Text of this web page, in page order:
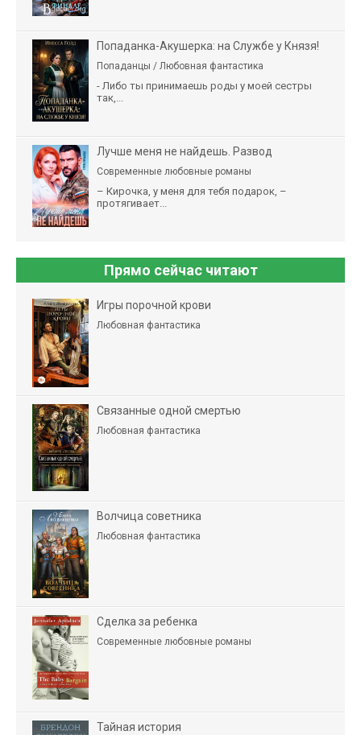
Попаданка-Акушерка: на Службе у Князя!
Попаданцы / Любовная фантастика
- Либо ты принимаешь роды у моей сестры
так,...
Лучше меня не найдешь. Развод
Современные любовные романы
– Кирочка, у меня для тебя подарок, –
протягивает...
Прямо сейчас читают
Игры порочной крови
Любовная фантастика
Связанные одной смертью
Любовная фантастика
Волчица советника
Любовная фантастика
Сделка за ребенка
Современные любовные романы
Тайная история